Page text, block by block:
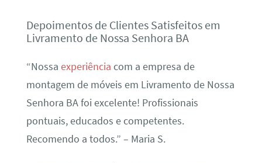
Depoimentos de Clientes Satisfeitos em
Livramento de Nossa Senhora BA
“Nossa experiência com a empresa de
montagem de móveis em Livramento de Nossa
Senhora BA foi excelente! Profissionais
pontuais, educados e competentes.
Recomendo a todos.” – Maria S.